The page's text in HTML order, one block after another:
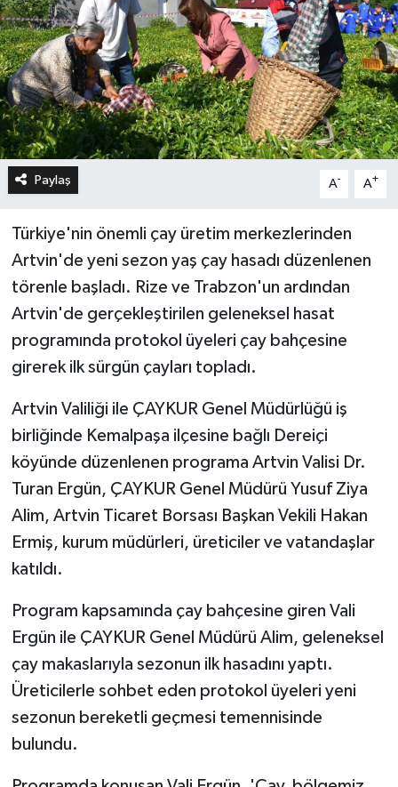
Paylaş A- A+
Türkiye'nin önemli çay üretim merkezlerinden
Artvin'de yeni sezon yaş çay hasadı düzenlenen
törenle başladı. Rize ve Trabzon'un ardından
Artvin'de gerçekleştirilen geleneksel hasat
programında protokol üyeleri çay bahçesine
girerek ilk sürgün çayları topladı.
Artvin Valiliği ile ÇAYKUR Genel Müdürlüğü iş
birliğinde Kemalpaşa ilçesine bağlı Dereiçi
köyünde düzenlenen programa Artvin Valisi Dr.
Turan Ergün, ÇAYKUR Genel Müdürü Yusuf Ziya
Alim, Artvin Ticaret Borsası Başkan Vekili Hakan
Ermiş, kurum müdürleri, üreticiler ve vatandaşlar
katıldı.
Program kapsamında çay bahçesine giren Vali
Ergün ile ÇAYKUR Genel Müdürü Alim, geleneksel
çay makaslarıyla sezonun ilk hasadını yaptı.
Üreticilerle sohbet eden protokol üyeleri yeni
sezonun bereketli geçmesi temennisinde
bulundu.